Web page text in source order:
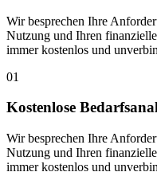
Wir besprechen Ihre
Nutzung und Ihren
immer kostenlos und
01
Kostenlose
Wir besprechen Ihre
Nutzung und Ihren
immer kostenlos und